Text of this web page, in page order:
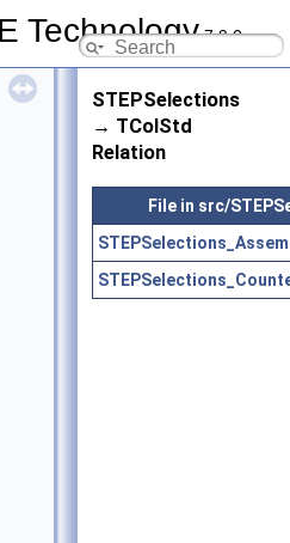
Technology7.9.0
STEPSelections
→ TColStd
Relation
File in src/